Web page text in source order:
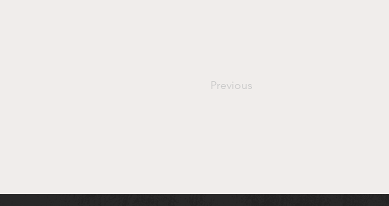
Previous